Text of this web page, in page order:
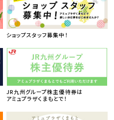
ショップスタッフ募集中！
JR九州グループ株主優待券は
アミュプラザくまもとで！